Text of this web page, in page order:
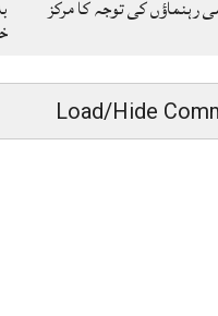
رہنماؤں کی توجہ کا مرکز
Load/Hide